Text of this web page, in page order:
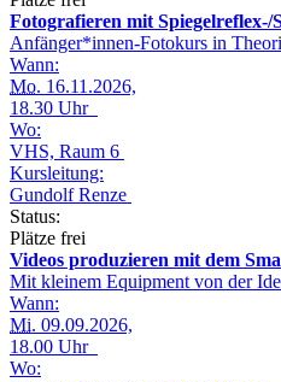
Fotografieren mit Spiegelreflex-/
Anfänger*innen-Fotokurs in
Wann:
Mo. 16.11.2026,
18.30 Uhr
Wo:
VHS, Raum 6
Kursleitung:
Gundolf Renze
Status:
Plätze frei
Videos produzieren mit dem
Mit kleinem Equipment von der
Wann:
Mi. 09.09.2026,
18.00 Uhr
Wo: